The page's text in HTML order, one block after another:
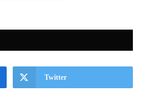
Twitter